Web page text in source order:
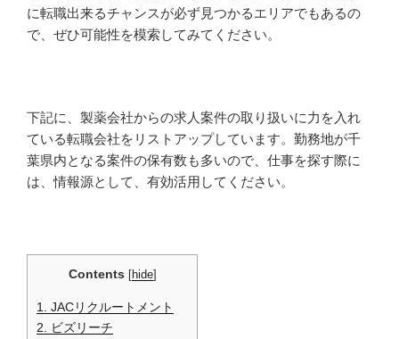
に転職出来るチャンスが必ず見つかるエリアでもあるの
で、ぜひ可能性を模索してみてください。
下記に、製薬会社からの求人案件の取り扱いに力を入れ
ている転職会社をリストアップしています。勤務地が千
葉県内となる案件の保有数も多いので、仕事を探す際に
は、情報源として、有効活用してください。
Contents [hide]
1.
JACリクルートメント
2.
ビズリーチ